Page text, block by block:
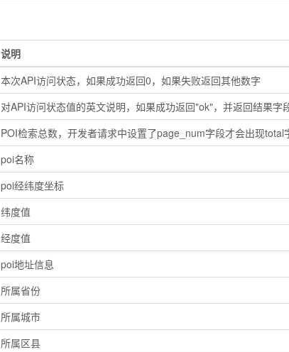
说明
本次API访问状态，如果成功返回0，如果失败返回其他数字
对API访问状态值的英文说明，如果成功返回"ok"，并返回结果字
POI检索总数，开发者请求中设置了page_num字段才会出现
poi名称
poi经纬度坐标
纬度值
经度值
poi地址信息
所属省份
所属城市
所属区县